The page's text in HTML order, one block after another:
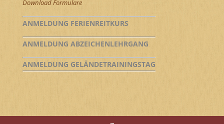
Download Formulare
ANMELDUNG FERIENREITKURS
ANMELDUNG ABZEICHENLEHRGANG
ANMELDUNG GELÄNDETRAININGSTAG